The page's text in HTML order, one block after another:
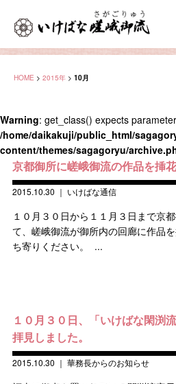
HOME > 2015年 > 10月
Warning: get_class() expects
/home/daikakuji/public_html/
content/themes/sagagoryu/
京都御所に嵯峨御流の作品を挿
2015.10.30 ｜ いけばな通信
１０月３０日から１１月３日まで京
て、嵯峨御流が御所内の回廊に作品
ち寄りください。 ...
１０月３０日、「いけばな閑渕
拝見しました。
2015.10.30 ｜ 華務長からのお知らせ